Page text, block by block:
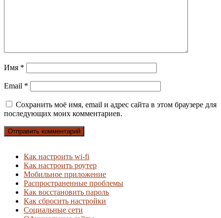
Имя *
Email *
Сохранить моё имя, email и адрес сайта в этом браузере для
последующих моих комментариев.
Как настроить wi-fi
Как настроить роутер
Мобильное приложение
Распространенные проблемы
Как восстановить пароль
Как сбросить настройки
Социальные сети